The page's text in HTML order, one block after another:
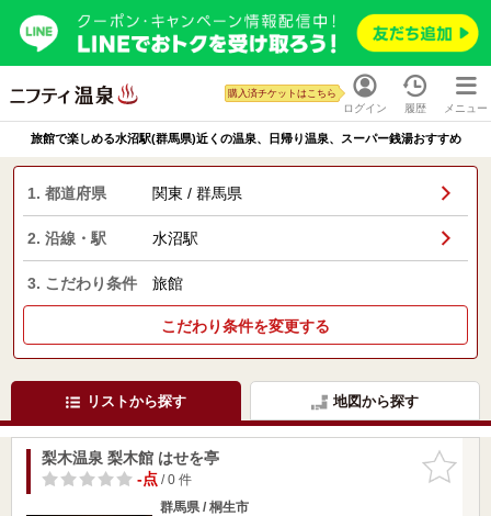
ログイン
購入済チケットはこちら
履歴 メニュー
旅館で楽しめる水沼駅(群馬県)近くの温泉、日帰り温泉、スーパー銭湯おすすめ
1. 都道府県 関東 / 群馬県
2. 沿線・駅 水沼駅
3. こだわり条件 旅館
こだわり条件を変更する
リストから探す 地図から探す
お気に入
りに追加
梨木温泉 梨木館 はせを亭
-点/ 0 件
群馬県 / 桐生市